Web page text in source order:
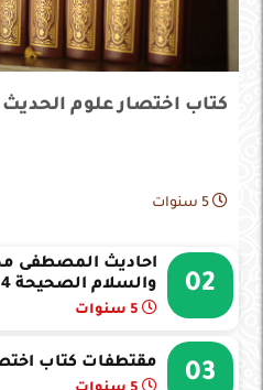
كتاب اختصار علوم
02
احاديث المصطفى
والسلام الصحيحة 4
03 مقتطفات كتاب